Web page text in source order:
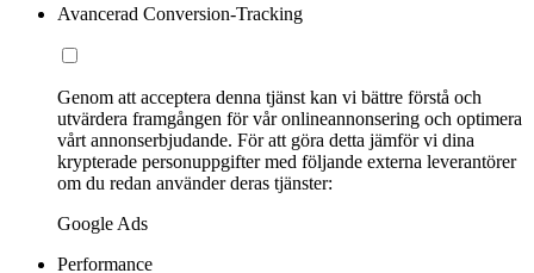
Avancerad Conversion-Tracking
Genom att acceptera denna tjänst kan vi bättre förstå och
utvärdera framgången för vår onlineannonsering och optimera
vårt annonserbjudande. För att göra detta jämför vi dina
krypterade personuppgifter med följande externa leverantörer
om du redan använder deras tjänster:
Google Ads
Performance